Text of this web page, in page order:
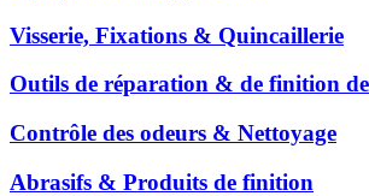
Visserie, Fixations & Quincaillerie
Outils de réparation & de finition
Contrôle des odeurs & Nettoyage
Abrasifs & Produits de finition